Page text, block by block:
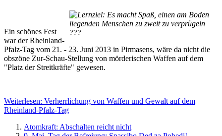
Ein schönes Fest
war der Rheinland-
Pfalz-Tag vom 21. - 23. Juni 2013 in Pirmasens, wäre da nicht die
obszöne Zur-Schau-Stellung von mörderischen Waffen auf dem
"Platz der Streitkräfte" gewesen.
Weiterlesen: Verherrlichung von Waffen und Gewalt auf dem
Rheinland-Pfalz-Tag
Atomkraft: Abschalten reicht nicht